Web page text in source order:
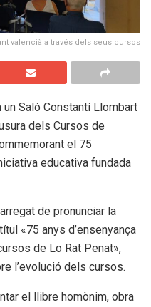
valencià a través dels seus cursos
un Saló Constantí Llombart
dels Cursos de
el 75
educativa fundada
de pronunciar la
«75 anys d’ensenyança
de Lo Rat Penat»,
l’evolució dels cursos.
el llibre homònim, obra